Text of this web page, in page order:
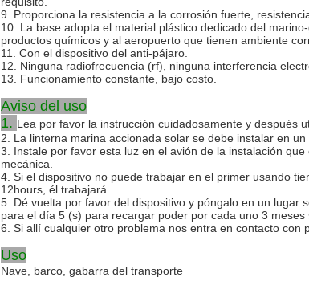
9. Proporciona la resistencia a la corrosión fuerte,
10. La base adopta el material plástico dedicado del
productos químicos y al aeropuerto que tienen ambiente
11. Con el dispositivo del anti-pájaro.
12. Ninguna radiofrecuencia (rf), ninguna interferencia
13. Funcionamiento constante, bajo costo.
Aviso del uso
1. Lea por favor la instrucción cuidadosamente y después
2. La linterna marina accionada solar se debe instalar en
3. Instale por favor esta luz en el avión de la instalación
mecánica.
4. Si el dispositivo no puede trabajar en el primer usando
12hours, él trabajará.
5. Dé vuelta por favor del dispositivo y póngalo en un lugar
para el día 5 (s) para recargar poder por cada uno 3
6. Si allí cualquier otro problema nos entra en contacto con
Uso
Nave, barco, gabarra del transporte